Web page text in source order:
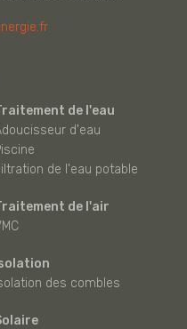
de l'eau
d'eau
de l'eau potable
de l'air
des combles